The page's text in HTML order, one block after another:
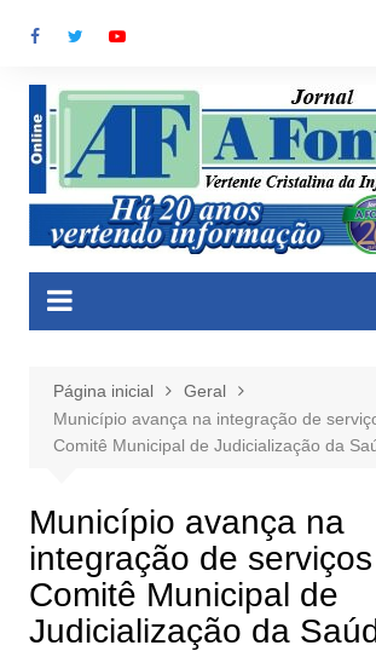
para
conteúdo
Página inicial
Geral
Município avança na integração de
Comitê Municipal de Judicialização da
Município avança na
integração de
Comitê Municipal de
Judicialização da